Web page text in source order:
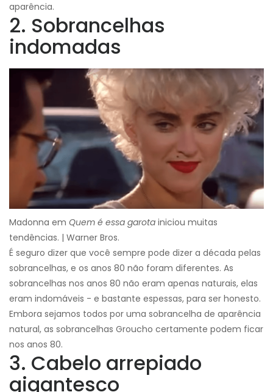
aparência.
2. Sobrancelhas
indomadas
Madonna em Quem é essa garota iniciou muitas
tendências. | Warner Bros.
É seguro dizer que você sempre pode dizer a década pelas
sobrancelhas, e os anos 80 não foram diferentes. As
sobrancelhas nos anos 80 não eram apenas naturais, elas
eram indomáveis ​​- e bastante espessas, para ser honesto.
Embora sejamos todos por uma sobrancelha de aparência
natural, as sobrancelhas Groucho certamente podem ficar
nos anos 80.
3. Cabelo arrepiado
gigantesco